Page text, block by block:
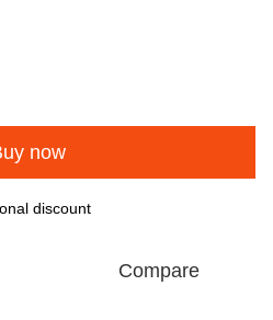
now
discount
Compare